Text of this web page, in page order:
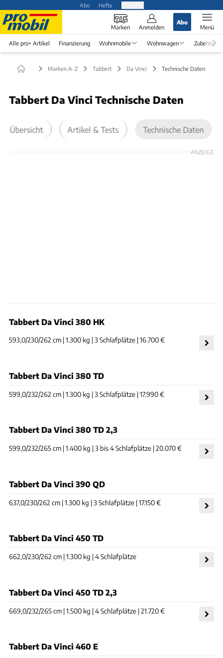
Abo Hefte
Marken Anmelden
Abo
Menü
Alle pro+ Artikel Finanzierung Wohnmobile Wohnwagen Zubehör
Marken A-Z Tabbert Da Vinci Technische Daten
Tabbert Da Vinci Technische Daten
Übersicht Artikel & Tests Technische Daten
ANZEIGE
Tabbert Da Vinci 380 HK
593,0/230/262 cm | 1.300 kg | 3 Schlafplätze | 16.700 €
Tabbert Da Vinci 380 TD
599,0/232/262 cm | 1.300 kg | 3 Schlafplätze | 17.990 €
Tabbert Da Vinci 380 TD 2,3
599,0/232/265 cm | 1.400 kg | 3 bis 4 Schlafplätze | 20.070 €
Tabbert Da Vinci 390 QD
637,0/230/262 cm | 1.300 kg | 3 Schlafplätze | 17.150 €
Tabbert Da Vinci 450 TD
662,0/230/262 cm | 1.300 kg | 4 Schlafplätze
Tabbert Da Vinci 450 TD 2,3
669,0/232/265 cm | 1.500 kg | 4 Schlafplätze | 21.720 €
Tabbert Da Vinci 460 E